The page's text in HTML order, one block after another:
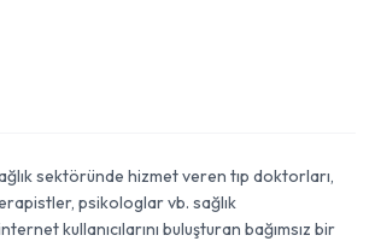
sektöründe hizmet veren tıp doktorları,
psikologlar vb. sağlık
kullanıcılarını buluşturan bağımsız bir